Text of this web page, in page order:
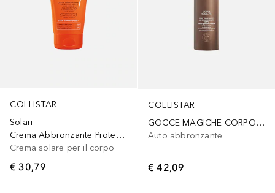
COLLISTAR
Solari
Crema Abbronzante Protezione Ultra SPF 30
Crema solare per il corpo
€ 30,79
COLLISTAR
GOCCE MAGICHE CORPO GRADUAL
Auto abbronzante
€ 42,09